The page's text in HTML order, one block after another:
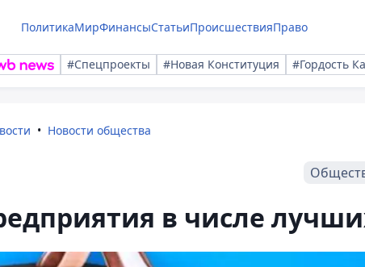
ПолитикаМирФинансыСтатьиПроисшествияПраво
#Спецпроекты #Новая Конституция #Гордость
Новости общества
в числе